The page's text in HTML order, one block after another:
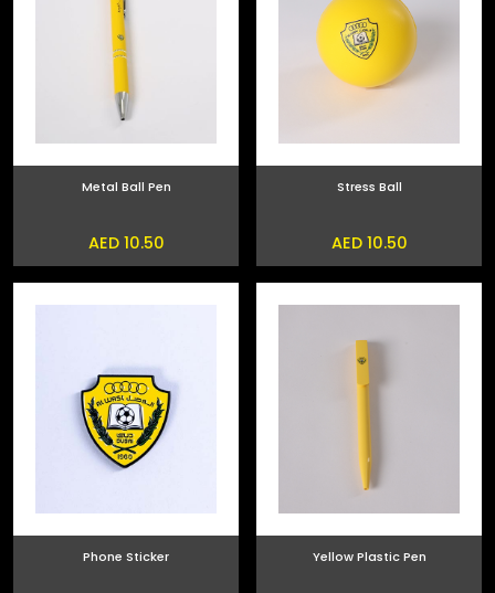
Stress Ball
AED 10.50
Metal Ball Pen
AED 10.50
Yellow Plastic Pen
Phone Sticker